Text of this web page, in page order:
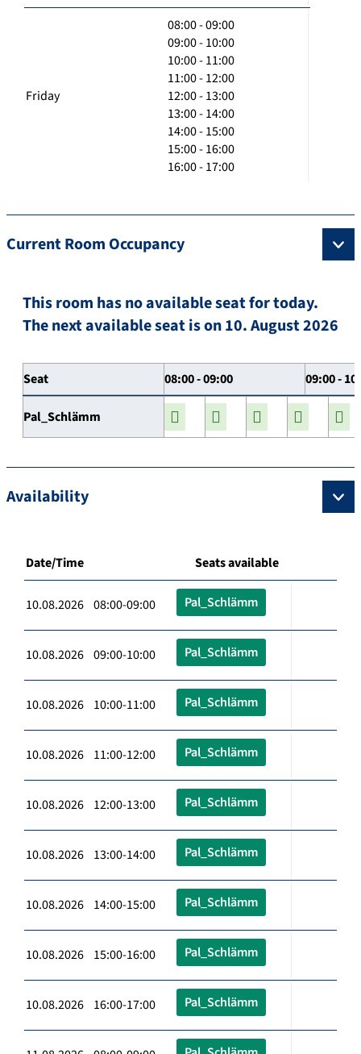
Friday
08:00 - 09:00
09:00 - 10:00
10:00 - 11:00
11:00 - 12:00
12:00 - 13:00
13:00 - 14:00
14:00 - 15:00
15:00 - 16:00
16:00 - 17:00
Current Room Occupancy
This room has no available seat for today.
The next available seat is on 10. August 2026
Seat 08:00 - 09:00 09:00 -
Pal_Schlämm
Availability
Date/Time Seats available
10.08.2026 08:00-09:00 Pal_Schlämm
10.08.2026 09:00-10:00 Pal_Schlämm
10.08.2026 10:00-11:00 Pal_Schlämm
10.08.2026 11:00-12:00 Pal_Schlämm
10.08.2026 12:00-13:00 Pal_Schlämm
10.08.2026 13:00-14:00 Pal_Schlämm
10.08.2026 14:00-15:00 Pal_Schlämm
10.08.2026 15:00-16:00 Pal_Schlämm
10.08.2026 16:00-17:00 Pal_Schlämm